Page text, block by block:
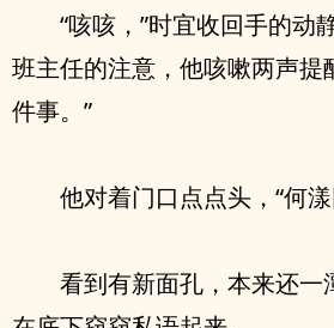
“咳咳，”时宜收回手的动
班主任的注意，他咳嗽两声提
件事。”
他对着门口点点头，“何
看到有新面孔，本来还一